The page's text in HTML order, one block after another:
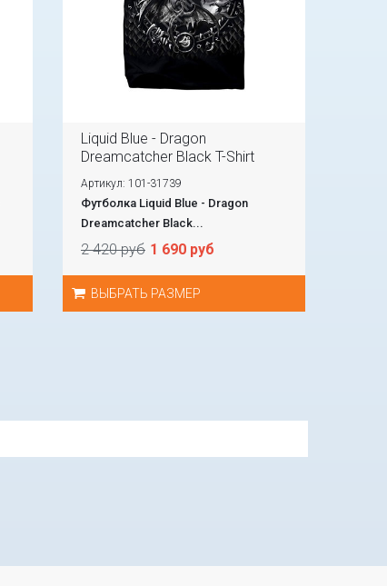
Liquid Blue - Dragon
Dreamcatcher Black T-Shirt
Артикул: 101-31739
Футболка Liquid Blue - Dragon
Dreamcatcher Black...
2 420 руб 1 690 руб
ВЫБРАТЬ РАЗМЕР